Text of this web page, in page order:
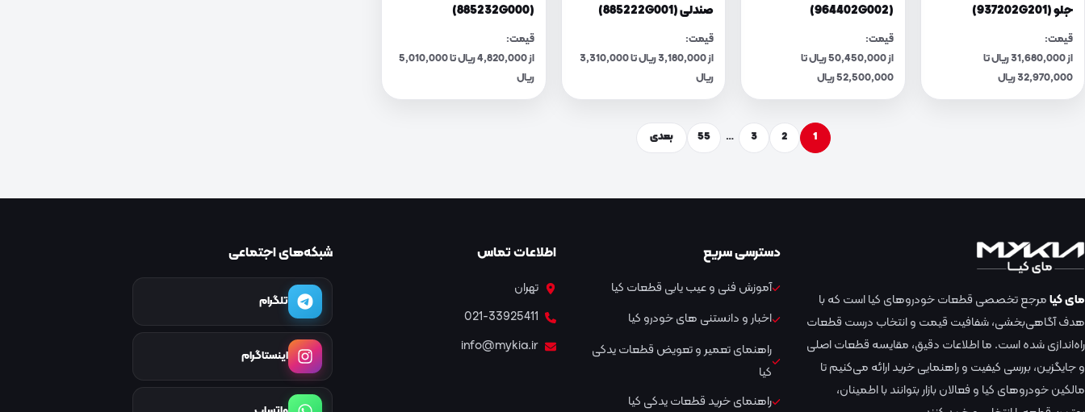
جلو (937202G201)
قیمت:
از 31,680,000 ریال تا
32,970,000 ریال
(964402G002)
قیمت:
از 50,450,000 ریال تا
52,500,000 ریال
صندلی (885222G001)
قیمت:
از 3,180,000 ریال تا 3,310,000
ریال
(885232G000)
قیمت:
از 4,820,000 ریال تا 5,010,000
ریال
1
2
3
…
55 بعدی
مای کیامرجع تخصصی قطعات خودروهای کیا است که با
هدف آگاهی‌بخشی، شفافیت قیمت و انتخاب درست قطعات
راه‌اندازی شده است. ما اطلاعات دقیق، مقایسه قطعات اصلی
و جایگزین، بررسی کیفیت و راهنمایی خرید ارائه می‌کنیم تا
مالکین خودروهای کیا و فعالان بازار بتوانند با اطمینان،
دسترسی سریع
آموزش فنی و عیب یابی قطعات کیا
اخبار و دانستنی های خودرو کیا
راهنمای تعمیر و تعویض قطعات یدکی
کیا
راهنمای خرید قطعات یدکی کیا
اطلاعات تماس
تهران
021-33925411
info@mykia.ir
شبکه‌های اجتماعی
تلگرام
اینستاگرام